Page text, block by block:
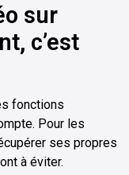
sur
c’est
fonctions
Pour les
ses propres
à éviter.